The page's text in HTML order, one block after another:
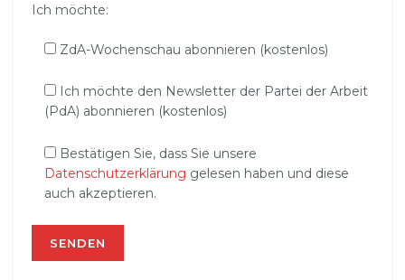
Ich möchte:
ZdA-Wochenschau abonnieren (kostenlos)
Ich möchte den Newsletter der Partei der Arbeit
(PdA) abonnieren (kostenlos)
Bestätigen Sie, dass Sie unsere
Datenschutzerklärung gelesen haben und diese
auch akzeptieren.